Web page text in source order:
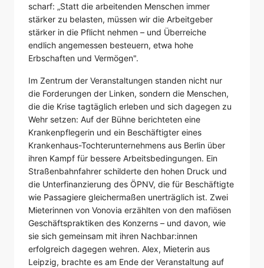
scharf: „Statt die arbeitenden Menschen immer
stärker zu belasten, müssen wir die Arbeitgeber
stärker in die Pflicht nehmen – und Überreiche
endlich angemessen besteuern, etwa hohe
Erbschaften und Vermögen".
Im Zentrum der Veranstaltungen standen nicht nur
die Forderungen der Linken, sondern die Menschen,
die die Krise tagtäglich erleben und sich dagegen zu
Wehr setzen: Auf der Bühne berichteten eine
Krankenpflegerin und ein Beschäftigter eines
Krankenhaus-Tochterunternehmens aus Berlin über
ihren Kampf für bessere Arbeitsbedingungen. Ein
Straßenbahnfahrer schilderte den hohen Druck und
die Unterfinanzierung des ÖPNV, die für Beschäftigte
wie Passagiere gleichermaßen unerträglich ist. Zwei
Mieterinnen von Vonovia erzählten von den mafiösen
Geschäftspraktiken des Konzerns – und davon, wie
sie sich gemeinsam mit ihren Nachbar:innen
erfolgreich dagegen wehren. Alex, Mieterin aus
Leipzig, brachte es am Ende der Veranstaltung auf